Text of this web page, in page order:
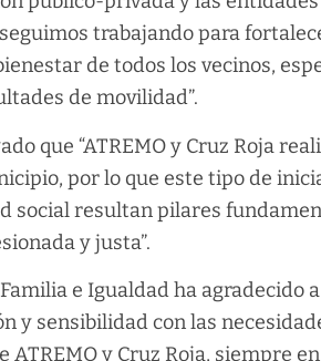
trabajando para
de todos los vecinos,
de movilidad”.
que “ATREMO y Cruz Roja
por lo que este tipo de
social resultan pilares
y justa”.
e Igualdad ha agradecido
y sensibilidad con las
y Cruz Roja, siempre